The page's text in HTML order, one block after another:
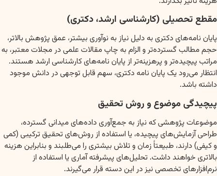
مقطع تحصیلی (کارشناسی ارشد، دکتری)
پایان نامه‌های دکتری به دلیل نیاز به نوآوری بیشتر، عمق پژوهش بالاتر،
حجم مطالب گسترده‌تر و الزام به چاپ مقالات علمی در مجلات معتبر، به
مراتب پیچیده‌تر و پرهزینه‌تر از پایان نامه‌های کارشناسی ارشد هستند.
انتظار می‌رود یک پایان نامه دکتری، سهم قابل توجهی در دانش موجود
داشته باشد.
پیچیدگی موضوع و روش تحقیق
موضوعات پژوهشی که نیاز به جمع‌آوری داده‌های میدانی گسترده،
طراحی آزمایش‌های پیچیده، یا استفاده از روش‌های تحقیق ترکیبی (کمی
و کیفی) دارند، طبیعتاً زمان و تلاش بیشتری را می‌طلبند و بنابراین هزینه
بالاتری خواهند داشت. تحلیل‌های پیشرفته آماری یا استفاده از
نرم‌افزارهای تخصصی نیز در این دسته قرار می‌گیرند.